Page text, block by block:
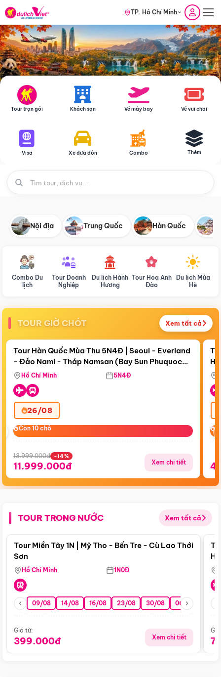
TP. Hồ Chí Minh
Tour trọn gói Khách sạn Vé máy bay Vé vui chơi
Visa Xe đưa đón Combo Thêm
Nội địa Trung Quốc Hàn Quốc
Combo Du
lịch
Tour Doanh
Nghiệp
Du lịch Hành
Hương
Tour Hoa Anh
Đào
Du lịch Mùa
Hè
TOUR GIỜ CHÓT Xem tất cả
Còn19 ngày 07:15:44
Điểm nổi bật
Tour Hàn Quốc Mùa Thu 5N4Đ | Seoul - Everland
- Đảo Nami - Tháp Namsan (Bay Sun Phuquoc
Airways)
Hồ Chí Minh 5N4Đ
26/08
Còn 10 chỗ
Còn 10 chỗ
13.999.000đ -14%
11.999.000đ Xem chi tiết
TOUR TRONG NƯỚC Xem tất cả
Điểm nổi bật
Tour Miền Tây 1N | Mỹ Tho - Bến Tre - Cù Lao Thới
Sơn
Hồ Chí Minh 1N0Đ
09/08 14/08 16/08 23/08 30/08 06/09 13/09
Giá từ:
399.000đ Xem chi tiết